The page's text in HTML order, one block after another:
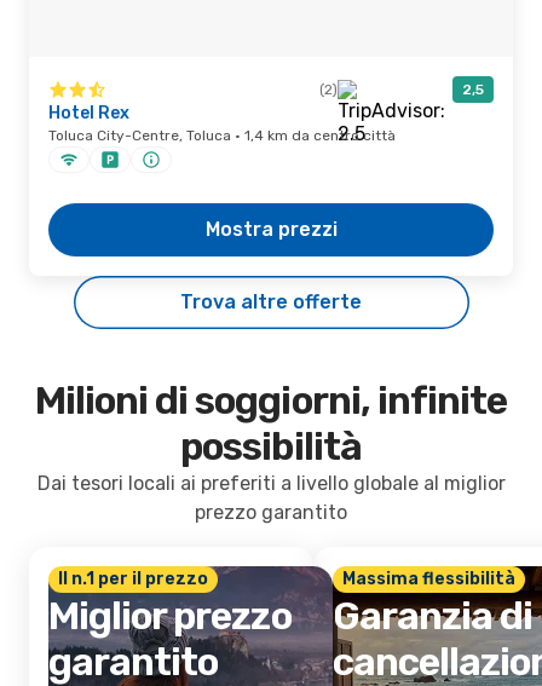
(2) 2,5
Hotel Rex
Toluca City-Centre, Toluca · 1,4 km da centro città
Mostra prezzi
Trova altre offerte
Milioni di soggiorni, infinite
possibilità
Dai tesori locali ai preferiti a livello globale al miglior
prezzo garantito
Il n.1 per il prezzo
Miglior prezzo
garantito
Massima flessibilità
Garanzia di